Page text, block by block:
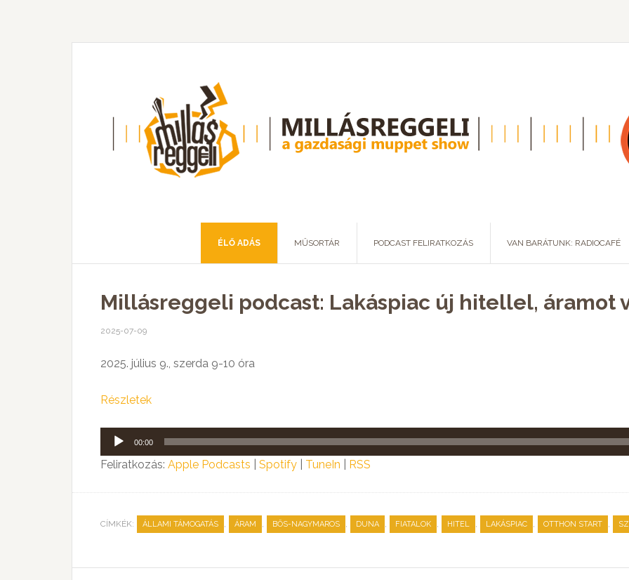
ÉLŐ ADÁS MŰSORTÁR PODCAST FELIRATKOZÁS VAN BARÁTUNK: RADIOCAFÉ
Millásreggeli podcast: Lakáspiac új hitellel, áramot
2025-07-09
2025. július 9., szerda 9-10 óra
Részletek
Audió
lejátszó
00:00
Feliratkozás: Apple Podcasts Spotify TuneIn RSS
CÍMKÉK: ÁLLAMI TÁMOGATÁS , ÁRAM , BŐS-NAGYMAROS , DUNA , FIATALOK , HITEL , LAKÁSPIAC , OTTHON START ,